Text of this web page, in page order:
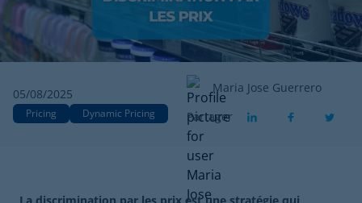
05/08/2025
Pricing Dynamic Pricing
Maria Jose Guerrero
Partager